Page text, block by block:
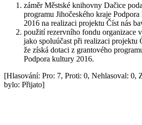
záměr Městské knihovny Dačice
programu Jihočeského kraje
2016 na realizaci projektu Číst nás
použití rezervního fondu organizace
jako spoluúčast při realizaci projektu
že získá dotaci z grantového
Podpora kultury 2016.
[Hlasování: Pro: 7, Proti: 0, Nehlasoval: 0,
bylo: Přijato]